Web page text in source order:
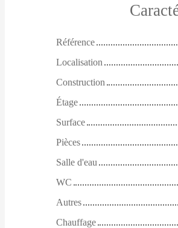
Référence
Localisation
Construction
Étage
Surface
Pièces
Salle d'eau
WC
Autres
Chauffage